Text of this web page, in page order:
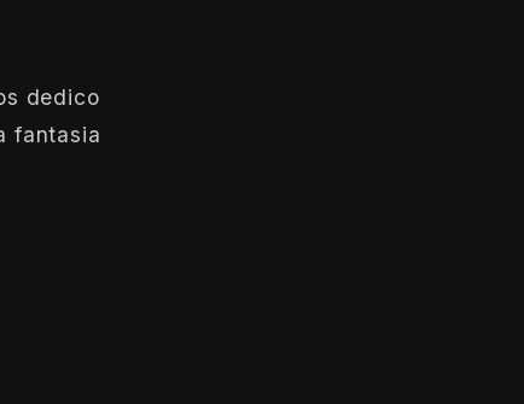
dedico
fantasia